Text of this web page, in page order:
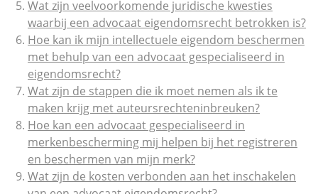
Wat zijn veelvoorkomende juridische kwesties
waarbij een advocaat eigendomsrecht betrokken is?
Hoe kan ik mijn intellectuele eigendom beschermen
met behulp van een advocaat gespecialiseerd in
eigendomsrecht?
Wat zijn de stappen die ik moet nemen als ik te
maken krijg met auteursrechteninbreuken?
Hoe kan een advocaat gespecialiseerd in
merkenbescherming mij helpen bij het registreren
en beschermen van mijn merk?
Wat zijn de kosten verbonden aan het inschakelen